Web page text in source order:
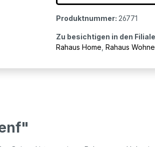
Produktnummer: 26771
Zu besichtigen in den
Rahaus Home Rahaus